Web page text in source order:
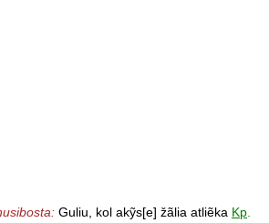
Guliu, kol akỹs[e] žãlia atliẽka Kp.